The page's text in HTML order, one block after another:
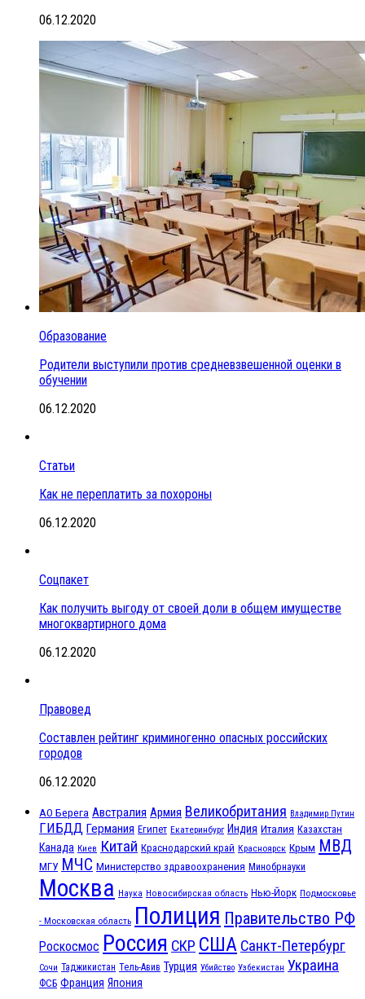
06.12.2020
Образование
Родители выступили против средневзвешенной оценки в
обучении
06.12.2020
Статьи
Как не переплатить за похороны
06.12.2020
Соцпакет
Как получить выгоду от своей доли в общем имуществе
многоквартирного дома
06.12.2020
Правовед
Составлен рейтинг криминогенно опасных российских
городов
06.12.2020
АО Берега Австралия Армия Великобритания Владимир Путин
ГИБДД Германия Египет Екатеринбург Индия Италия Казахстан
Канада Киев Китай Краснодарский край Красноярск Крым МВД
МГУ МЧС Министерство здравоохранения Минобрнауки
Москва Наука Новосибирская область Нью-Йорк Подмосковье
- Московская область Полиция Правительство РФ
Роскосмос Россия СКР США Санкт-Петербург
Сочи Таджикистан Тель-Авив Турция Убийство Узбекистан Украина
ФСБ Франция Япония